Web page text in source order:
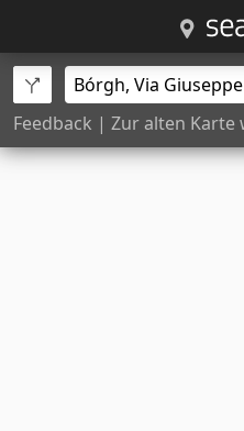
Feedback | Zur alten Karte